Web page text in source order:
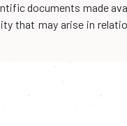
documents made
that may arise in